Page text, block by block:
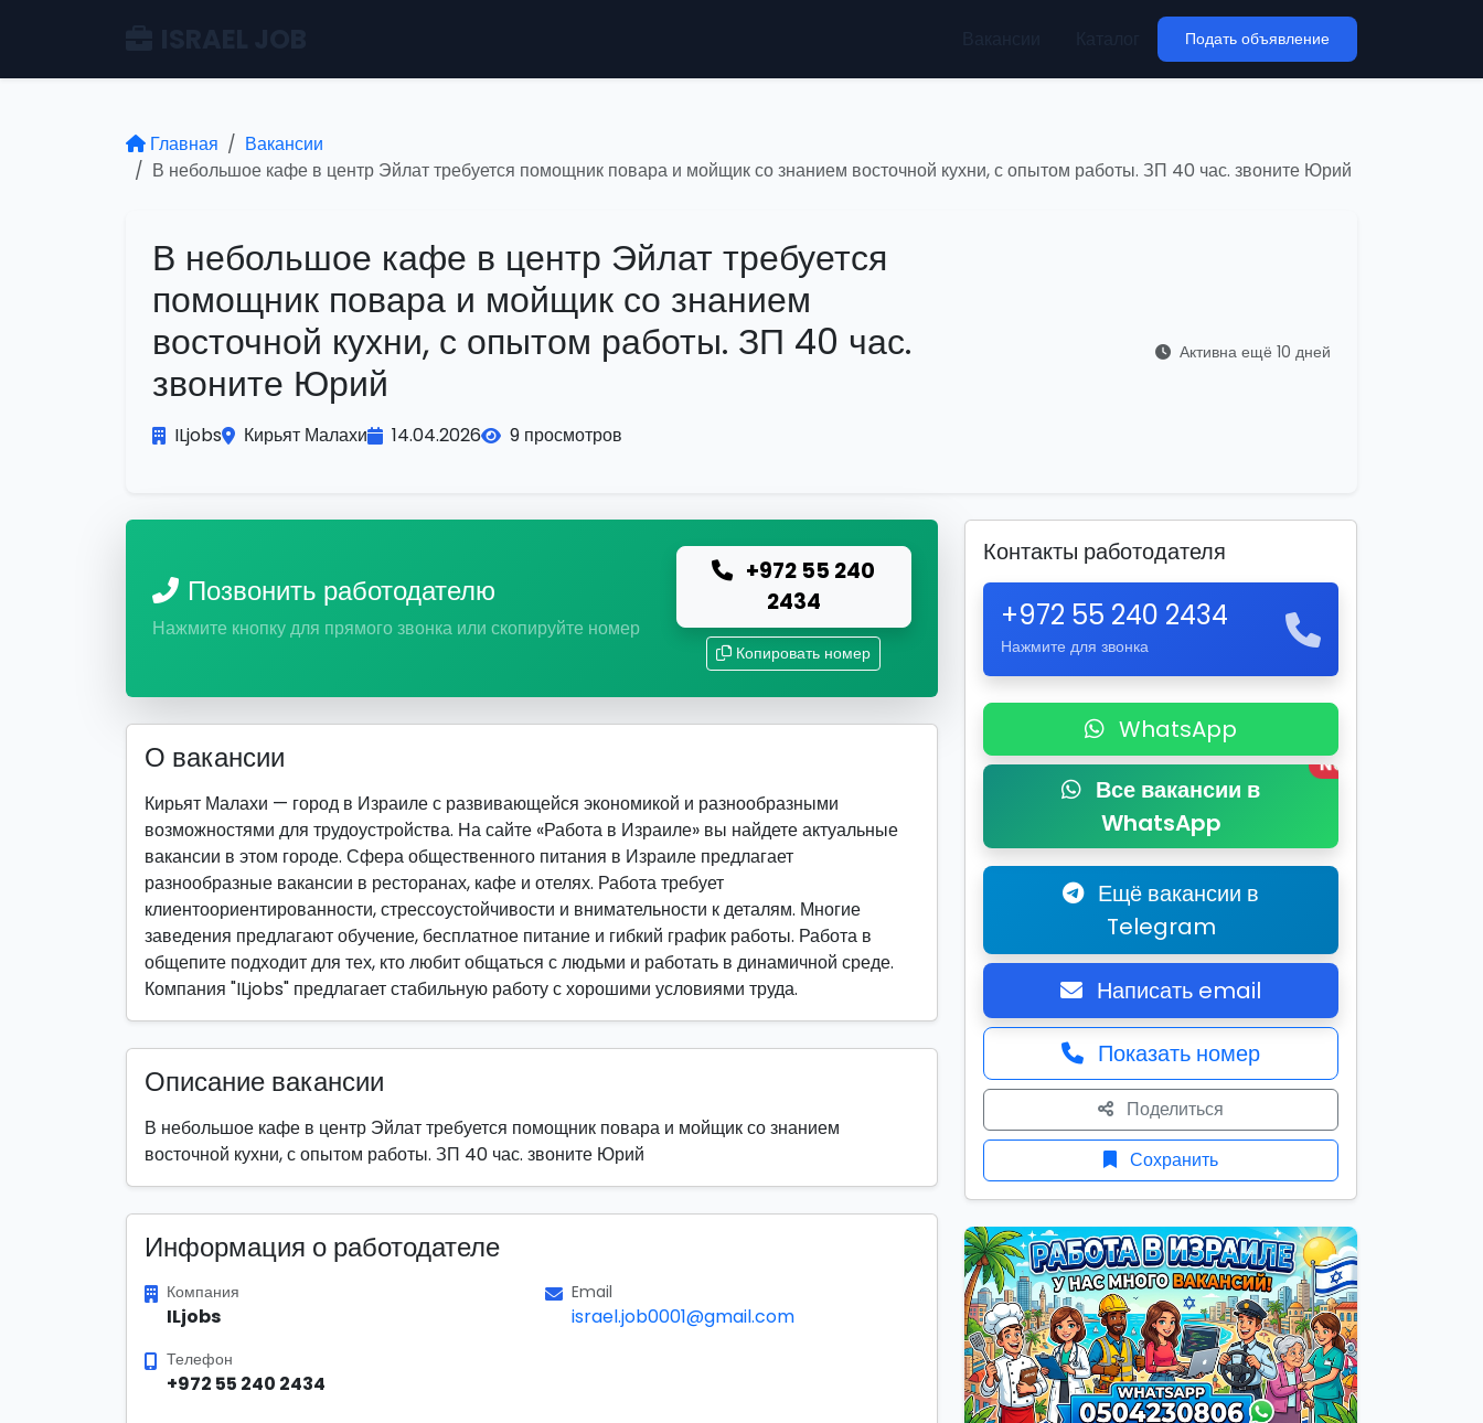
Подать объявление
Главная
Вакансии
В небольшое кафе в центр Эйлат требуется помощник повара и мойщик со знанием восточной кухни, с опытом работы. ЗП 40 час. звоните Юрий
В небольшое кафе в центр Эйлат требуется
помощник повара и мойщик со знанием
восточной кухни, с опытом работы. ЗП 40 час.
звоните Юрий
ILjobs Кирьят Малахи 14.04.2026 9 просмотров
Активна ещё 10 дней
Позвонить работодателю
Нажмите кнопку для прямого звонка или скопируйте номер
+972 55 240
2434
Копировать номер
О вакансии
Кирьят Малахи — город в Израиле с развивающейся экономикой и разнообразными
возможностями для трудоустройства. На сайте «Работа в Израиле» вы найдете актуальные
вакансии в этом городе. Сфера общественного питания в Израиле предлагает
разнообразные вакансии в ресторанах, кафе и отелях. Работа требует
клиентоориентированности, стрессоустойчивости и внимательности к деталям. Многие
заведения предлагают обучение, бесплатное питание и гибкий график работы. Работа в
общепите подходит для тех, кто любит общаться с людьми и работать в динамичной среде.
Компания "ILjobs" предлагает стабильную работу с хорошими условиями труда.
Описание вакансии
В небольшое кафе в центр Эйлат требуется помощник повара и мойщик со знанием
восточной кухни, с опытом работы. ЗП 40 час. звоните Юрий
Информация о работодателе
Компания
ILjobs
Email
israel.job0001@gmail.com
Телефон
+972 55 240 2434
Контакты работодателя
+972 55 240 2434
Нажмите для звонка
WhatsApp
Все вакансии в
WhatsApp
New
Ещё вакансии в
Telegram
Написать email
Показать номер
Поделиться
Сохранить